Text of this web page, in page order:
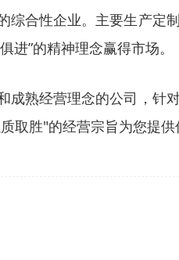
合性企业。主要生产定
”的精神理念赢得市场。
熟经营理念的公司，针
取胜"的经营宗旨为您提